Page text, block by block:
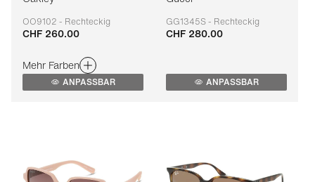
OO9102 - Rechteckig
Anpassbar
CHF 260.00
Mehr Farben
ANPASSBAR
GG1345S - Rechteckig
Anpassbar
CHF 280.00
ANPASSBAR